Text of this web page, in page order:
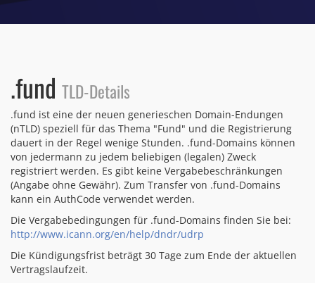
.fund TLD-Details
.fund ist eine der neuen generieschen Domain-Endungen
(nTLD) speziell für das Thema "Fund" und die Registrierung
dauert in der Regel wenige Stunden. .fund-Domains können
von jedermann zu jedem beliebigen (legalen) Zweck
registriert werden. Es gibt keine Vergabebeschränkungen
(Angabe ohne Gewähr). Zum Transfer von .fund-Domains
kann ein AuthCode verwendet werden.
Die Vergabebedingungen für .fund-Domains finden Sie bei:
http://www.icann.org/en/help/dndr/udrp
Die Kündigungsfrist beträgt 30 Tage zum Ende der aktuellen
Vertragslaufzeit.